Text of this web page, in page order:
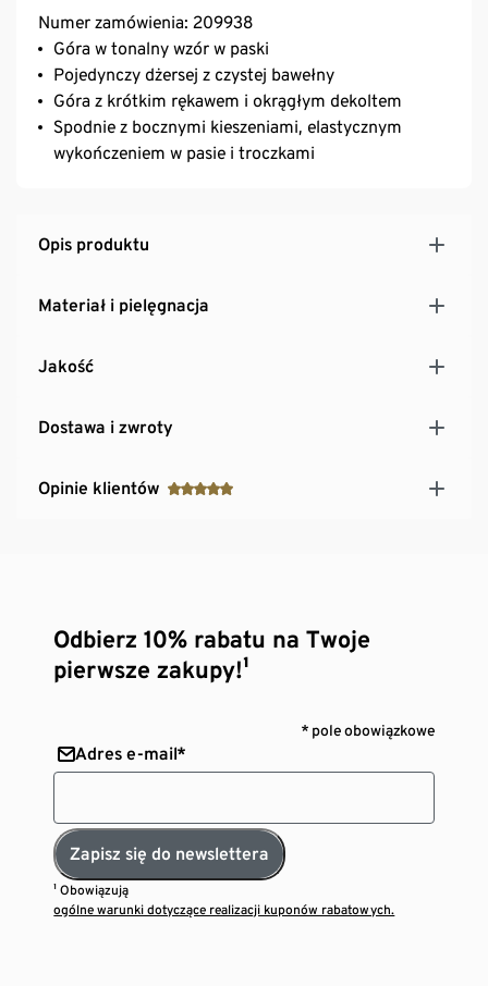
Numer zamówienia: 209938
Góra w tonalny wzór w paski
Pojedynczy dżersej z czystej bawełny
Góra z krótkim rękawem i okrągłym dekoltem
Spodnie z bocznymi kieszeniami, elastycznym
wykończeniem w pasie i troczkami
Opis produktu
Materiał i pielęgnacja
Jakość
Dostawa i zwroty
Opinie klientów
Odbierz 10% rabatu na Twoje
pierwsze zakupy!¹
* pole obowiązkowe
Adres e-mail*
Zapisz się do newslettera
¹ Obowiązują
ogólne warunki dotyczące realizacji kuponów rabatowych.